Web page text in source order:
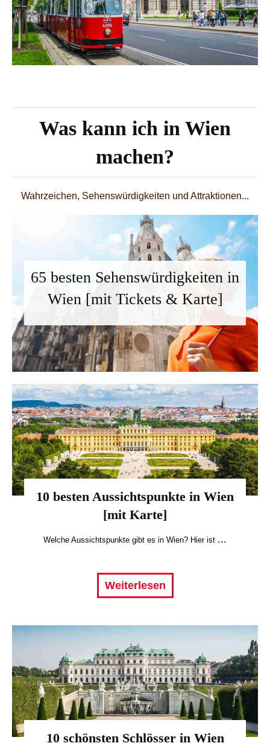
Was kann ich in Wien
machen?
Wahrzeichen, Sehenswürdigkeiten und Attraktionen...
65 besten Sehenswürdigkeiten in
Wien [mit Tickets & Karte]
10 besten Aussichtspunkte in Wien
[mit Karte]
Welche Aussichtspunkte gibt es in Wien? Hier ist ...
Weiterlesen
10 schönsten Schlösser in Wien